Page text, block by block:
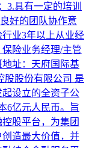
3.具有一定的培训
好的团队协作意
业3年以上从业经
险业务经理/主管
址：天府国际基
股股份有限公司 是
设立的全资子公
6亿元人民币。旨
股平台，为集团
造最大价值，并